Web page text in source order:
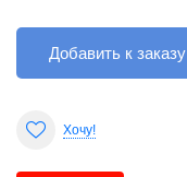
Добавить к заказу
Хочу!